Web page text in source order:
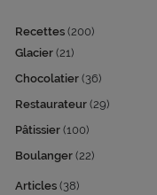
Recettes (200)
Glacier (21)
Chocolatier (36)
Restaurateur (29)
Pâtissier (100)
Boulanger (22)
Articles (38)